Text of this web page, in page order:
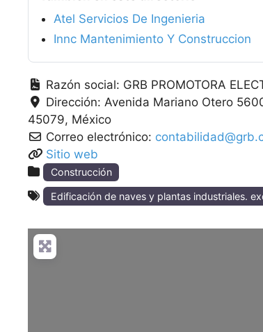
Atel Servicios De Ingenieria
Innc Mantenimiento Y Construccion
Razón social: GRB PROMOTORA
Dirección:Avenida Mariano Otero
45079 México
Correo electrónico:
Sitio web
Construcción
Edificación de naves y plantas industriales.